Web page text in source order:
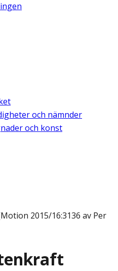
och nämnder
och konst
2015/16:3136 av Per